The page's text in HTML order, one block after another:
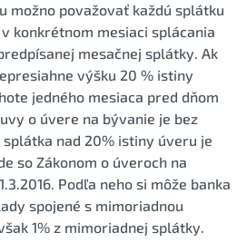
možno považovať každú splátku
konkrétnom mesiaci splácania
mesačnej splátky. Ak
výšku 20 % istiny
jedného mesiaca pred dňom
o úvere na bývanie je bez
nad 20% istiny úveru je
so Zákonom o úveroch na
Podľa neho si môže banka
spojené s mimoriadnou
1% z mimoriadnej splátky.